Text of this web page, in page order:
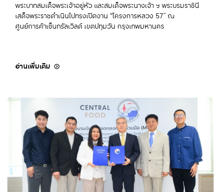
พระบาทสมเด็จพระเจ้าอยู่หัว และสมเด็จพระนางเจ้า ฯ พระบรมราชินี
เสด็จพระราชดำเนินไปทรงเปิดงาน “โครงการหลวง 57” ณ
ศูนย์การค้าเซ็นทรัลเวิลด์ เขตปทุมวัน กรุงเทพมหานคร
อ่านเพิ่มเติม